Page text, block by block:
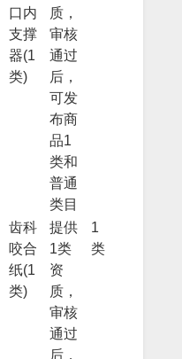
口内
支撑
器(1
类)
质，
审核
通过
后，
可发
布商
品1
类和
普通
类目
齿科
咬合
纸(1
类)
提供
1类
资
质，
审核
通过
后，
1
类